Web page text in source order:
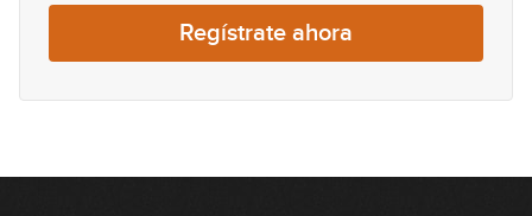
Regístrate ahora